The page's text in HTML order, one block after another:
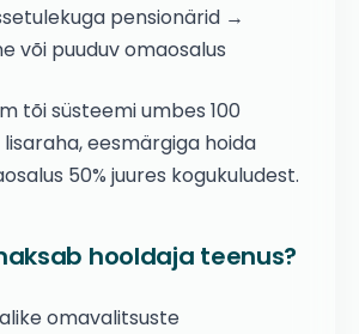
pensionärid →
või puuduv omaosalus
tõi süsteemi umbes 100
eesmärgiga hoida
50% juures kogukuludest.
hooldaja teenus?
omavalitsuste